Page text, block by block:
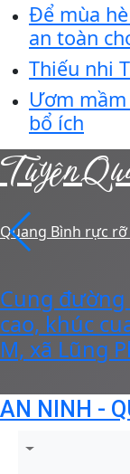
Để mùa
an toàn
Thiếu nhi
Ươm
bổ ích
Tuyên
Quang Bình rực
Cung
cao, khúc
M, xã Lũng
AN NINH -